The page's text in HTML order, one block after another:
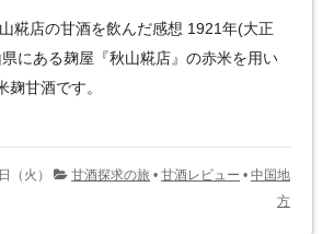
糀店の甘酒を飲んだ感想 1921年(大正
にある麹屋『秋山糀店』の赤米を用い
麹甘酒です。
（火） 甘酒探求の旅 • 甘酒レビュー • 中国地
方